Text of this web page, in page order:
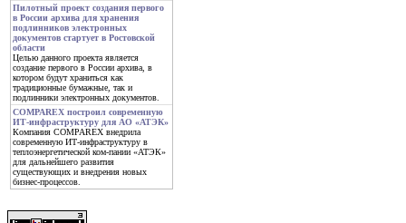
Пилотный проект создания первого
в России архива для хранения
подлинников электронных
документов стартует в Ростовской
области
Целью данного проекта является
создание первого в России архива, в
котором будут храниться как
традиционные бумажные, так и
подлинники электронных документов.
COMPAREX построил современную
ИТ-инфраструктуру для АО «АТЭК»
Компания COMPAREX внедрила
современную ИТ-инфраструктуру в
теплоэнергетической ком-пании «АТЭК»
для дальнейшего развития
существующих и внедрения новых
бизнес-процессов.